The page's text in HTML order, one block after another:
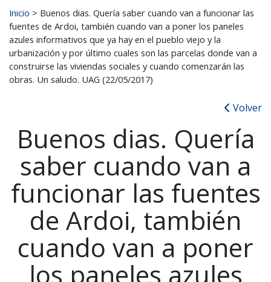
Buscar:
Inicio > Buenos dias. Quería saber cuando van a funcionar las
fuentes de Ardoi, también cuando van a poner los paneles
azules informativos que ya hay en el pueblo viejo y la
urbanización y por último cuales son las parcelas donde van a
construirse las viviendas sociales y cuando comenzarán las
obras. Un saludo. UAG (22/05/2017)
Volver
Buenos dias. Quería
saber cuando van a
funcionar las fuentes
de Ardoi, también
cuando van a poner
los paneles azules